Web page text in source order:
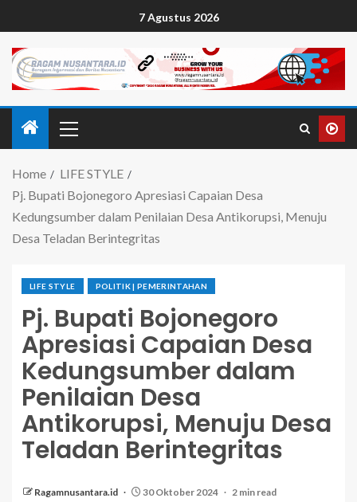
7 Agustus 2026
Home
LIFE STYLE
Pj. Bupati Bojonegoro Apresiasi Capaian Desa
Kedungsumber dalam Penilaian Desa Antikorupsi, Menuju
Desa Teladan Berintegritas
LIFE STYLE POLITIK | PEMERINTAHAN
Pj. Bupati Bojonegoro
Apresiasi Capaian Desa
Kedungsumber dalam
Penilaian Desa
Antikorupsi, Menuju Desa
Teladan Berintegritas
Ragamnusantara.id 30 Oktober 2024 2 min read